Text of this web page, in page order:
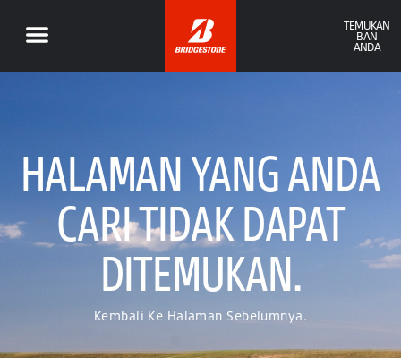
TEMUKAN
BAN
ANDA
HALAMAN YANG ANDA
CARI TIDAK DAPAT
DITEMUKAN.
Kembali Ke Halaman Sebelumnya.